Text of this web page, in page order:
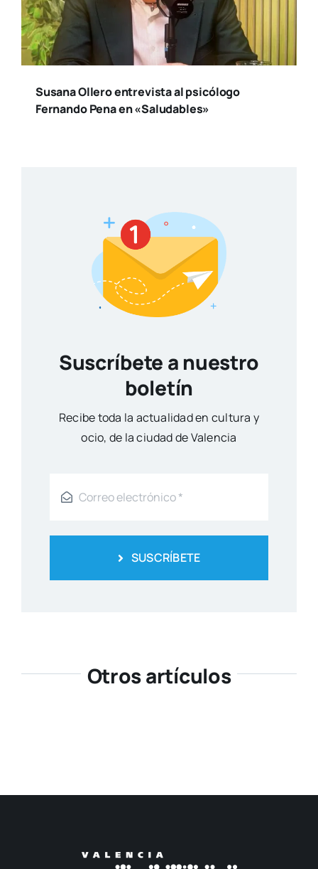
Susana Ollero entrevista al psicólogo
Fernando Pena en «Saludables»
Suscríbete a nuestro
boletín
Reci­be toda la actua­li­dad en cul­tu­ra y
ocio, de la ciu­dad de Valen­cia
SUSCRÍBETE
Otros artículos